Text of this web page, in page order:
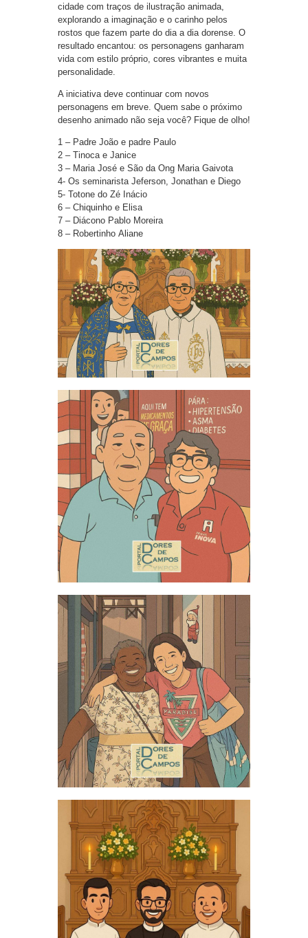
cidade com traços de ilustração animada,
explorando a imaginação e o carinho pelos
rostos que fazem parte do dia a dia dorense. O
resultado encantou: os personagens ganharam
vida com estilo próprio, cores vibrantes e muita
personalidade.
A iniciativa deve continuar com novos
personagens em breve. Quem sabe o próximo
desenho animado não seja você? Fique de olho!
1 – Padre João e padre Paulo
2 – Tinoca e Janice
3 – Maria José e São da Ong Maria Gaivota
4- Os seminarista Jeferson, Jonathan e Diego
5- Totone do Zé Inácio
6 – Chiquinho e Elisa
7 – Diácono Pablo Moreira
8 – Robertinho Aliane